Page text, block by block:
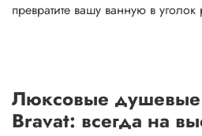
превратите вашу ванную в
Люксовые душевые
Bravat: всегда на